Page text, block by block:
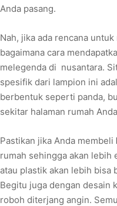
Anda pasang.
Nah, jika ada rencana
bagaimana cara
melegenda di nusantara.
spesifik dari lampion ini
berbentuk seperti panda,
sekitar halaman rumah
Pastikan jika Anda membeli
rumah sehingga akan lebih
atau plastik akan lebih bisa
Begitu juga dengan desain
roboh diterjang angin.